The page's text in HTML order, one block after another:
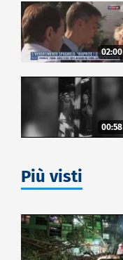
02:00
00:58
Più visti